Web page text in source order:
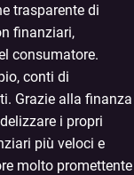
trasparente di
finanziari,
consumatore.
conti di
Grazie alla finanza
i propri
più veloci e
molto promettente